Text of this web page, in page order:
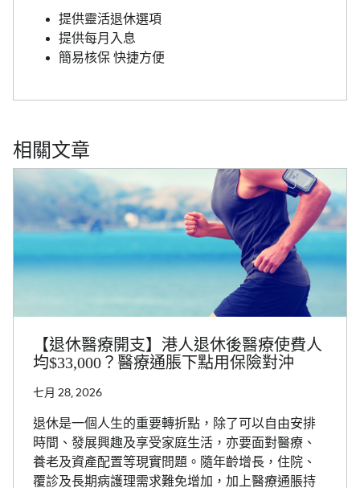
提供靈活退休選項
提供每月入息
簡易核保 快捷方便
相關文章
【退休醫療開支】港人退休後醫療使費人
均$33,000？醫療通脹下點用保險對沖
七月 28, 2026
退休是一個人生的重要轉折點，除了可以自由安排
時間、發展興趣及享受家庭生活，亦要面對醫療、
養老及資產配置等現實問題。隨年齡增長，住院、
覆診及長期病護理需求難免增加，加上醫療通脹持